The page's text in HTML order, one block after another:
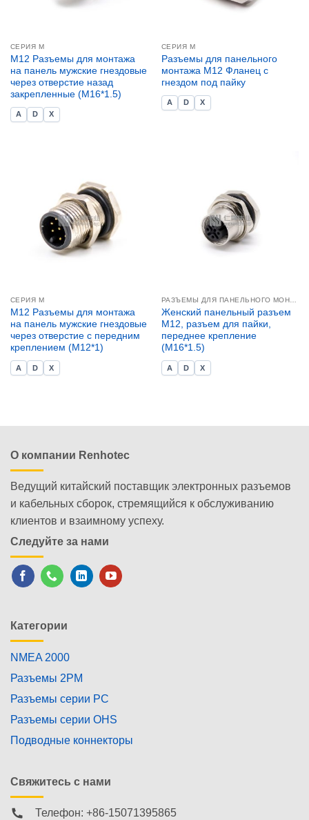
СЕРИЯ М
M12 Разъемы для монтажа
на панель мужские гнездовые
через отверстие назад
закрепленные (M16*1.5)
A D X
СЕРИЯ М
Разъемы для панельного
монтажа M12 Фланец с
гнездом под пайку
A D X
СЕРИЯ М
M12 Разъемы для монтажа
на панель мужские гнездовые
через отверстие с передним
креплением (M12*1)
A D X
РАЗЪЕМЫ ДЛЯ ПАНЕЛЬНОГО МОНТАЖА M12
Женский панельный разъем
M12, разъем для пайки,
переднее крепление
(M16*1.5)
A D X
О компании Renhotec
Ведущий китайский поставщик электронных разъемов
и кабельных сборок, стремящийся к обслуживанию
клиентов и взаимному успеху.
Следуйте за нами
Категории
NMEA 2000
Разъемы 2PM
Разъемы серии PC
Разъемы серии OHS
Подводные коннекторы
Свяжитесь с нами
Телефон: +86-15071395865